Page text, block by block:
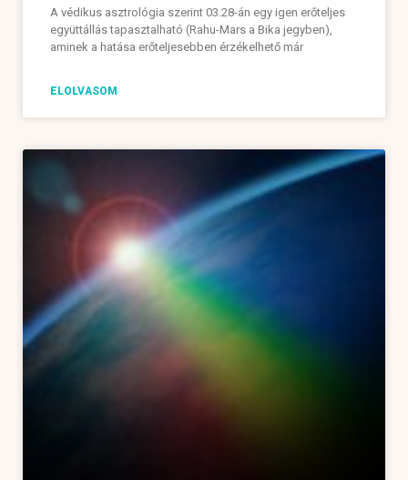
A védikus asztrológia szerint 03.28-án egy igen erőteljes
együttállás tapasztalható (Rahu-Mars a Bika jegyben),
aminek a hatása erőteljesebben érzékelhető már
ELOLVASOM